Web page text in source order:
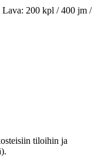
Lava: 200 kpl / 400 jm /
tiloihin ja